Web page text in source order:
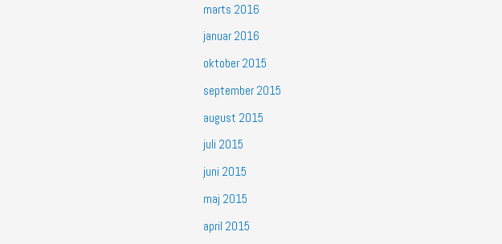
marts 2016
januar 2016
oktober 2015
september 2015
august 2015
juli 2015
juni 2015
maj 2015
april 2015